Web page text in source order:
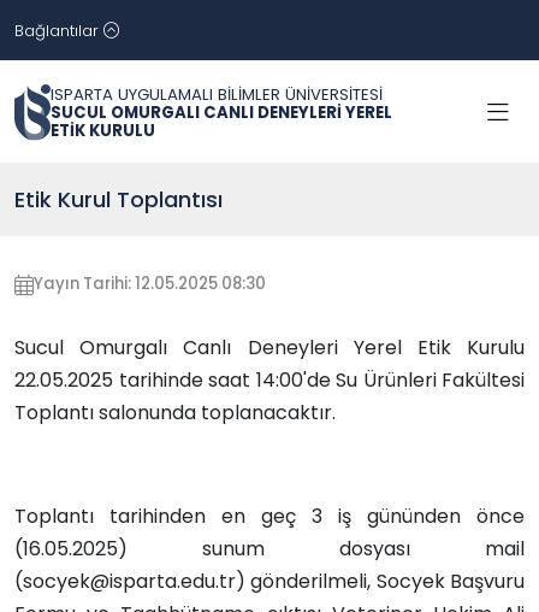
Bağlantılar
ISPARTA UYGULAMALI BİLİMLER ÜNİVERSİTESİ
SUCUL OMURGALI CANLI DENEYLERİ YEREL
ETİK KURULU
Etik Kurul Toplantısı
Yayın Tarihi: 12.05.2025 08:30
Sucul Omurgalı Canlı Deneyleri Yerel Etik Kurulu
22.05.2025 tarihinde saat 14:00'de Su Ürünleri Fakültesi
Toplantı salonunda toplanacaktır.
Toplantı tarihinden en geç 3 iş gününden önce
(16.05.2025) sunum dosyası mail
(socyek@isparta.edu.tr) gönderilmeli, Socyek Başvuru